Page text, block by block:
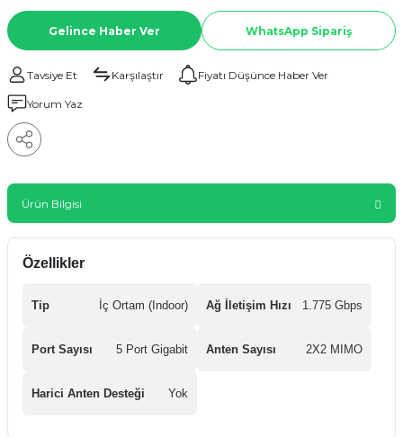
Gelince Haber Ver WhatsApp Sipariş
Tavsiye Et Karşılaştır Fiyatı Düşünce Haber Ver
Yorum Yaz
Ürün Bilgisi
Özellikler
Tip İç Ortam (Indoor) Ağ İletişim Hızı 1.775 Gbps
Port Sayısı 5 Port Gigabit Anten Sayısı 2X2 MIMO
Harici Anten Desteği Yok